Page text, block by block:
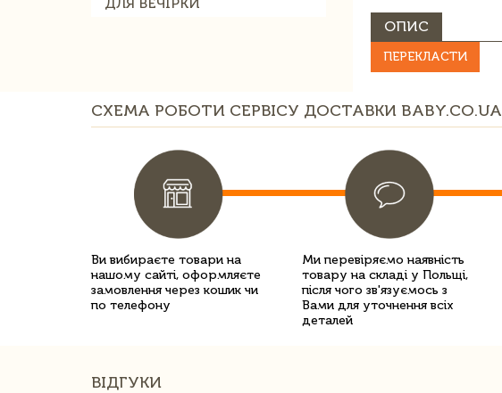
ОПИС
ПЕРЕКЛАСТИ
СХЕМА РОБОТИ СЕРВІСУ ДОСТАВКИ BABY.CO.UA
Ви вибираєте товари на
нашому сайті, оформляєте
замовлення через кошик чи
по телефону
Ми перевіряємо наявність
товару на складі у Польщі,
після чого зв'язуємось з
Вами для уточнення всіх
деталей
ВІДГУКИ